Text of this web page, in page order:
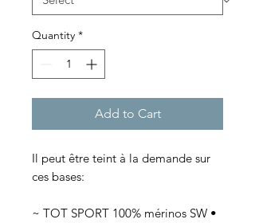
Quantity *
Add to Cart
Il peut être teint à la demande sur
ces bases:
~ TOT SPORT 100% mérinos SW •